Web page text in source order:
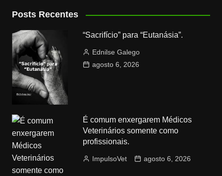
Posts Recentes
“Sacrifício” para “Eutanásia”.
Ednilse Galego
agosto 6, 2026
É comum enxergarem Médicos
Veterinários somente como
profissionais.
ImpulsoVet agosto 6, 2026